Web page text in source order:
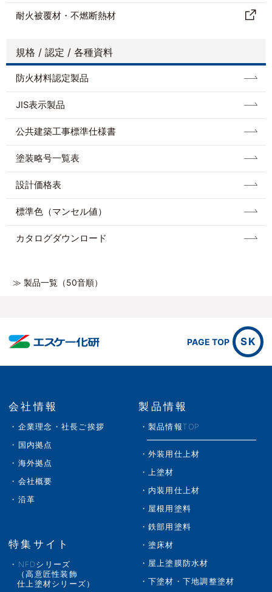
耐⽕被覆材・不燃断熱材
規格 / 認定 / 各種資料
防⽕材料認定製品
JIS表示製品
公共建築工事標準仕様書
塗装略号一覧表
設計価格表
標準色（マンセル値）
カタログダウンロード
≫ 製品一覧（50音順）
PAGE TOP SK
会社情報
企業理念・社長ご挨拶
国内拠点
海外拠点
会社概要
沿革
製品情報
製品情報TOP
外装用仕上材
上塗材
内装用仕上材
屋根用塗料
鉄部用塗料
塗床材
屋上塗膜防水材
下塗材・下地調整塗材
特集サイト
NFDシリーズ
（高意匠性装飾
仕上塗材シリーズ）